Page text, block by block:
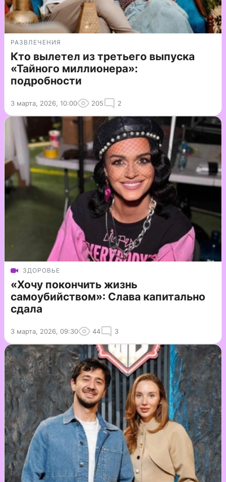
РАЗВЛЕЧЕНИЯ
Кто вылетел из третьего выпуска
«Тайного миллионера»:
подробности
3 марта, 2026, 10:00 205 2
ЗДОРОВЬЕ
«Хочу покончить жизнь
самоубийством»: Слава капитально
сдала
3 марта, 2026, 09:30 44 3